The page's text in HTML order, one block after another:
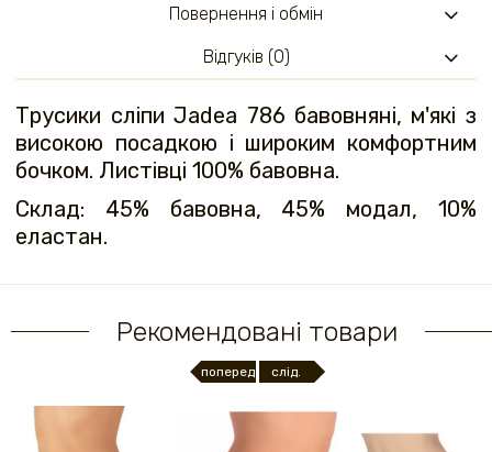
Трусики сліпи Jadea 786 бавовняні, м'які з
високою посадкою і широким комфортним
бочком. Листівці 100% бавовна.
Склад: 45% бавовна, 45% модал, 10%
еластан.
Повернення і обмін
Відгуків (0)
Рекомендовані товари
поперед. слід.